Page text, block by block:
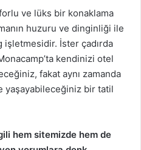
ve lüks bir konaklama
huzuru ve dinginliği ile
İster çadırda
kendinizi otel
fakat aynı zamanda
yaşayabileceğiniz bir tatil
hem sitemizde hem de